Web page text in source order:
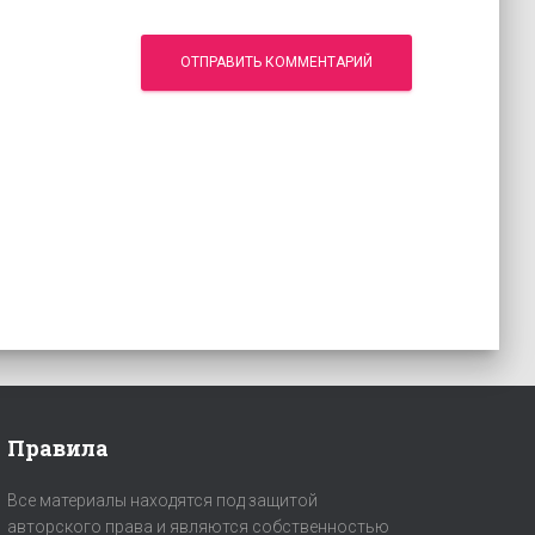
Правила
Все материалы находятся под защитой
авторского права и являются собственностью